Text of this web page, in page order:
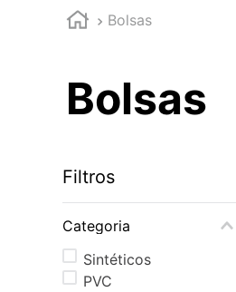
Bolsas
Bolsas
Filtros
Categoria
Sintéticos
PVC